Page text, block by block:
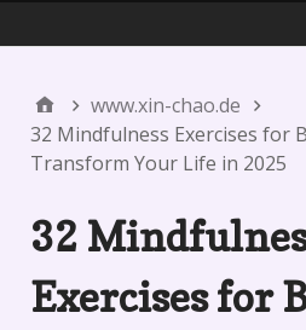
www.xin-chao.de
32 Mindfulness Exercises for
Transform Your Life in 2025
32
Exercises for